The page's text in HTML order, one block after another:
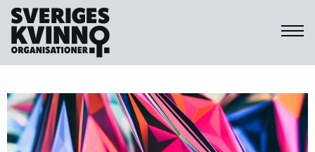
Sveriges Kvinnoorganisationer